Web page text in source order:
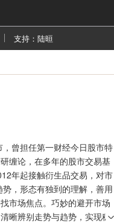
支持：陆晅
曾担任第一财经今日股市特
缠论，在多年的股市交易基
年起接触衍生品交易，对市
，形态有独到的理解，善用
市场焦点。巧妙的避开市场
晰辨别走势与趋势，实现稳